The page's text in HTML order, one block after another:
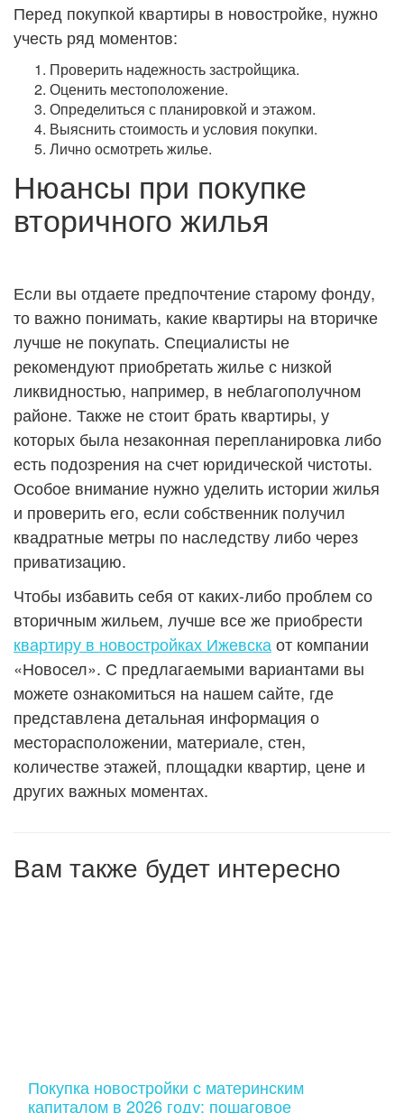
Перед покупкой квартиры в новостройке, нужно
учесть ряд моментов:
Проверить надежность застройщика.
Оценить местоположение.
Определиться с планировкой и этажом.
Выяснить стоимость и условия покупки.
Лично осмотреть жилье.
Нюансы при покупке
вторичного жилья
Если вы отдаете предпочтение старому фонду,
то важно понимать, какие квартиры на вторичке
лучше не покупать. Специалисты не
рекомендуют приобретать жилье с низкой
ликвидностью, например, в неблагополучном
районе. Также не стоит брать квартиры, у
которых была незаконная перепланировка либо
есть подозрения на счет юридической чистоты.
Особое внимание нужно уделить истории жилья
и проверить его, если собственник получил
квадратные метры по наследству либо через
приватизацию.
Чтобы избавить себя от каких-либо проблем со
вторичным жильем, лучше все же приобрести
квартиру в новостройках Ижевска от компании
«Новосел». С предлагаемыми вариантами вы
можете ознакомиться на нашем сайте, где
представлена детальная информация о
месторасположении, материале, стен,
количестве этажей, площадки квартир, цене и
других важных моментах.
Вам также будет интересно
Покупка новостройки с материнским
капиталом в 2026 году: пошаговое